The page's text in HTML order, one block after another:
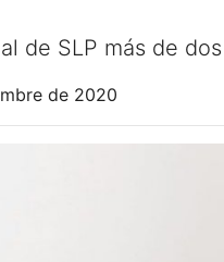
de SLP más de
de 2020